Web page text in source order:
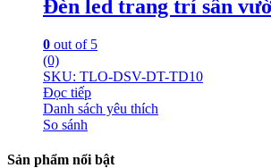
Đèn led trang trí sân
0 out of 5
(0)
SKU: TLO-DSV-DT-TD10
Đọc tiếp
Danh sách yêu thích
So sánh
Sản phẩm nổi bật